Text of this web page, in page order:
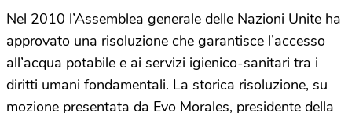
Nel 2010 l’Assemblea generale delle Nazioni Unite ha
approvato una risoluzione che garantisce l’accesso
all’acqua potabile e ai servizi igienico-sanitari tra i
diritti umani fondamentali. La storica risoluzione, su
mozione presentata da Evo Morales, presidente della